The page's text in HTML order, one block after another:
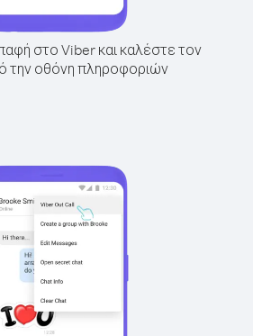
στο Viber και καλέστε τον
την οθόνη πληροφοριών